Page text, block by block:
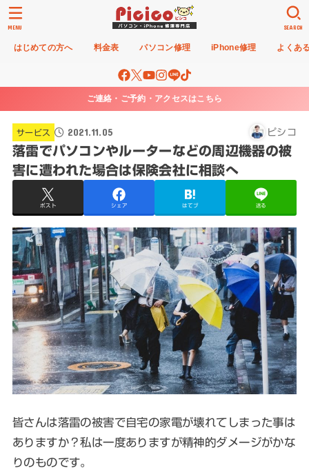
はじめての方へ 料金表 パソコン修理 iPhone修理 よくあ
SEARCH
MENU
ご連絡・ご予約・アクセスはこちら
サービス 2021.11.05 ピシコ
落雷でパソコンやルーターなどの周辺機器の被
害に遭われた場合は保険会社に相談へ
ポスト シェア はてブ 送る
皆さんは落雷の被害で自宅の家電が壊れてしまった事は
ありますか？私は一度ありますが精神的ダメージがかな
りのものです。